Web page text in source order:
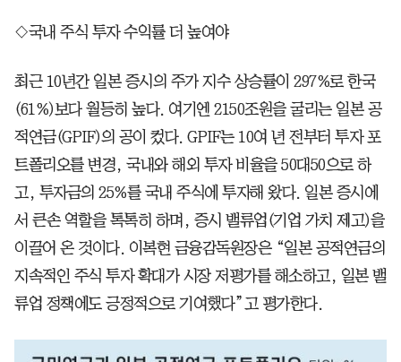
◇국내 주식 투자 수익률 더 높여야
최근 10년간 일본 증시의 주가 지수 상승률이 297%로 한국
(61%)보다 월등히 높다. 여기엔 2150조원을 굴리는 일본 공
적연금(GPIF)의 공이 컸다. GPIF는 10여 년 전부터 투자 포
트폴리오를 변경, 국내와 해외 투자 비율을 50대50으로 하
고, 투자금의 25%를 국내 주식에 투자해 왔다. 일본 증시에
서 큰손 역할을 톡톡히 하며, 증시 밸류업(기업 가치 제고)을
이끌어 온 것이다. 이복현 금융감독원장은 “일본 공적연금의
지속적인 주식 투자 확대가 시장 저평가를 해소하고, 일본 밸
류업 정책에도 긍정적으로 기여했다”고 평가한다.